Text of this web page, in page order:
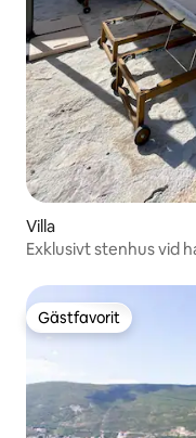
Villa
Exklusivt stenhus vid
Gästfavorit
Gästfavorit